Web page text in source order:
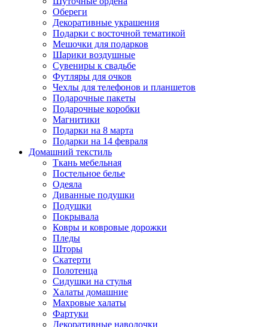
Обереги
Декоративные украшения
Подарки с восточной тематикой
Мешочки для подарков
Шарики воздушные
Сувениры к свадьбе
Футляры для очков
Чехлы для телефонов и планшетов
Подарочные пакеты
Подарочные коробки
Магнитики
Подарки на 8 марта
Подарки на 14 февраля
Домашний текстиль
Ткань мебельная
Постельное белье
Одеяла
Диванные подушки
Подушки
Покрывала
Ковры и ковровые дорожки
Пледы
Шторы
Скатерти
Полотенца
Сидушки на стулья
Халаты домашние
Махровые халаты
Фартуки
Декоративные наволочки